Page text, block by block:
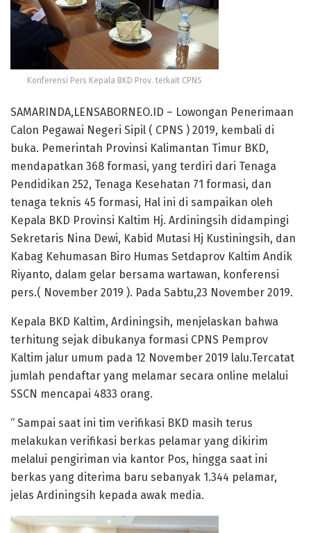
Konferensi Pers Kepala BKD Prov. terkait CPNS
SAMARINDA,LENSABORNEO.ID – Lowongan Penerimaan
Calon Pegawai Negeri Sipil ( CPNS ) 2019, kembali di
buka. Pemerintah Provinsi Kalimantan Timur BKD,
mendapatkan 368 formasi, yang terdiri dari Tenaga
Pendidikan 252, Tenaga Kesehatan 71 formasi, dan
tenaga teknis 45 formasi, Hal ini di sampaikan oleh
Kepala BKD Provinsi Kaltim Hj. Ardiningsih didampingi
Sekretaris Nina Dewi, Kabid Mutasi Hj Kustiningsih, dan
Kabag Kehumasan Biro Humas Setdaprov Kaltim Andik
Riyanto, dalam gelar bersama wartawan, konferensi
pers.( November 2019 ). Pada Sabtu,23 November 2019.
Kepala BKD Kaltim, Ardiningsih, menjelaskan bahwa
terhitung sejak dibukanya formasi CPNS Pemprov
Kaltim jalur umum pada 12 November 2019 lalu.Tercatat
jumlah pendaftar yang melamar secara online melalui
SSCN mencapai 4833 orang.
“ Sampai saat ini tim verifikasi BKD masih terus
melakukan verifikasi berkas pelamar yang dikirim
melalui pengiriman via kantor Pos, hingga saat ini
berkas yang diterima baru sebanyak 1.344 pelamar,
jelas Ardiningsih kepada awak media.